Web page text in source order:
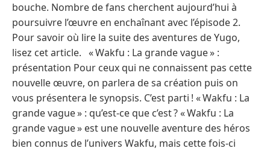
bouche. Nombre de fans cherchent aujourd’hui à
poursuivre l’œuvre en enchaînant avec l’épisode 2.
Pour savoir où lire la suite des aventures de Yugo,
lisez cet article. « Wakfu : La grande vague » :
présentation Pour ceux qui ne connaissent pas cette
nouvelle œuvre, on parlera de sa création puis on
vous présentera le synopsis. C’est parti ! « Wakfu : La
grande vague » : qu’est-ce que c’est ? « Wakfu : La
grande vague » est une nouvelle aventure des héros
bien connus de l’univers Wakfu, mais cette fois-ci